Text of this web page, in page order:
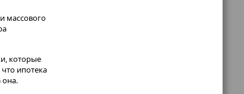
массового
которые
ипотека
она.